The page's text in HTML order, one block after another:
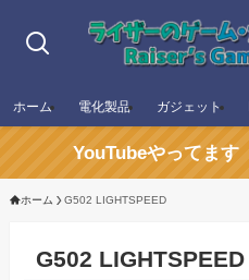
ホーム 電化製品 ガジェット
YouTubeやってます
ホーム G502 LIGHTSPEED
G502 LIGHTSPEED